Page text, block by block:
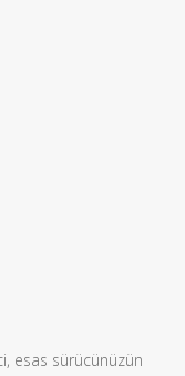
esas sürücünüzün